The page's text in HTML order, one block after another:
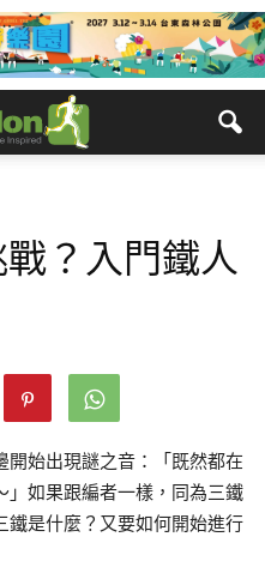
？入門鐵人
開始出現謎之音：「既然都在
」如果跟編者一樣，同為三鐵
鐵是什麼？又要如何開始進行